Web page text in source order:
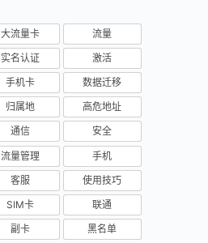
大流量卡 流量
实名认证 激活
手机卡 数据迁移
归属地 高危地址
通信 安全
流量管理 手机
客服 使用技巧
SIM卡 联通
副卡 黑名单